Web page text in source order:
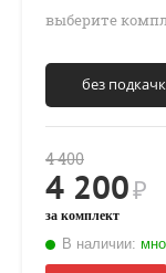
выберите
без
4 400
4 200₽
за комплект
В наличии: